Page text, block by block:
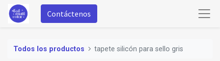
Contáctenos
Todos los productos tapete silicón para sello gris